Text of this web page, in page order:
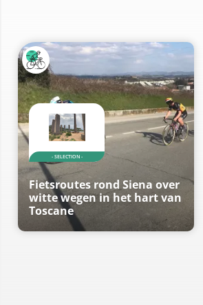
- SELECTION -
Fietsroutes rond Siena over
witte wegen in het hart van
Toscane